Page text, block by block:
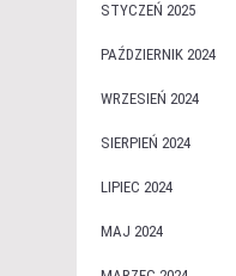
STYCZEŃ 2025
PAŹDZIERNIK 2024
WRZESIEŃ 2024
SIERPIEŃ 2024
LIPIEC 2024
MAJ 2024